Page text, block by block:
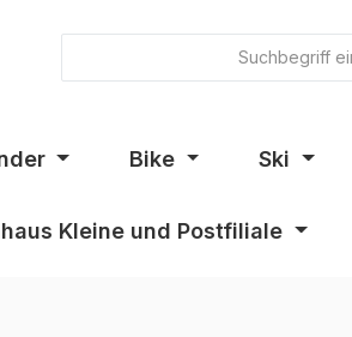
Bike Ski
Kleine und Postfiliale